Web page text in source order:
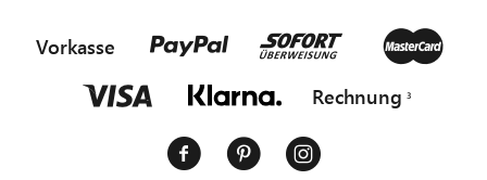
Vorkasse
Rechnung